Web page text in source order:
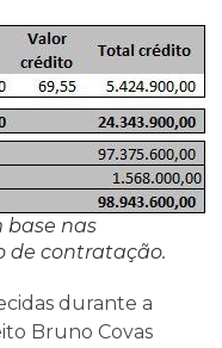
base nas
de contratação.
durante a
Bruno Covas